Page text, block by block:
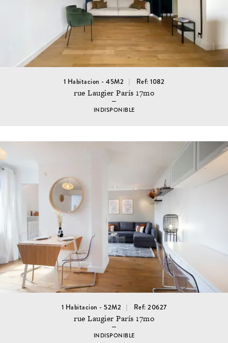
1 Habitacion - 45M2 Ref: 1082
rue Laugier París 17mo
INDISPONIBLE
1 Habitacion - 52M2 Ref: 20627
rue Laugier París 17mo
INDISPONIBLE